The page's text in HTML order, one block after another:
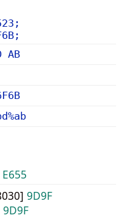
AB
E655
9D9F
9D9F